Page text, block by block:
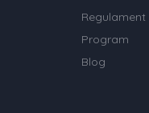
Regulament
Program
Blog